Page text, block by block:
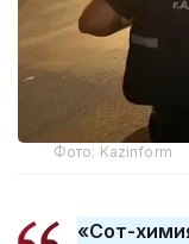
Фото: Kazinform
«Сот-